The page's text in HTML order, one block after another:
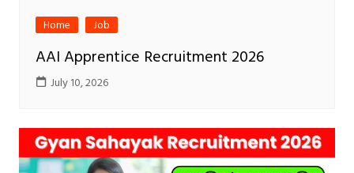
Home Job
AAI Apprentice Recruitment 2026
July 10, 2026